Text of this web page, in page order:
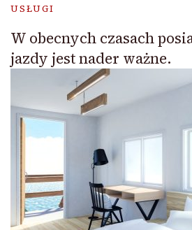
USŁUGI
W obecnych czasach
jazdy jest nader ważne.